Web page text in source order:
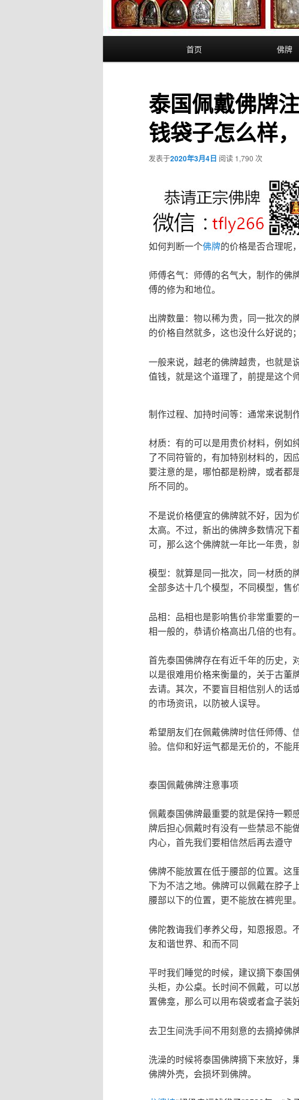
首页 佛牌
泰国佩戴佛牌
钱袋子怎么样
发表于2020年3月4日 阅读 1,790 次
如何判断一个佛牌的价格是否合理呢
师傅名气：师傅的名气大，制作的佛
傅的修为和地位。
出牌数量：物以稀为贵，同一批次的
的价格自然就多，这也没什么好说的；
一般来说，越老的佛牌越贵，也就是
值钱，就是这个道理了，前提是这个
制作过程、加持时间等：通常来说制
材质：有的可以是用贵价材料，例如
了不同符管的，有加特别材料的，因
要注意的是，哪怕都是粉牌，或者都
所不同的。
不是说价格便宜的佛牌就不好，因为
太高。不过，新出的佛牌多数情况下
可，那么这个佛牌就一年比一年贵，
模型：就算是同一批次，同一材质的
全部多达十几个模型，不同模型，售
品相：品相也是影响售价非常重要的
相一般的，恭请价格高出几倍的也有。
首先泰国佛牌存在有近千年的历史，
以是很难用价格来衡量的，关于古董
去请。其次，不要盲目相信别人的话
的市场资讯，以防被人误导。
希望朋友们在佩戴佛牌时信任师傅、
验。信仰和好运气都是无价的，不能
泰国佩戴佛牌注意事项
佩戴泰国佛牌最重要的就是保持一颗
牌后担心佩戴时有没有一些禁忌不能
内心，首先我们要相信然后再去遵守
佛牌不能放置在低于腰部的位置。这
下为不洁之地。佛牌可以佩戴在脖子
腰部以下的位置，更不能放在裤兜里
佛陀教诲我们孝养父母，知恩报恩。
友和谐世界、和而不同
平时我们睡觉的时候，建议摘下泰国
头柜，办公桌。长时间不佩戴，可以
置佛龛，那么可以用布袋或者盒子装
去卫生间洗手间不用刻意的去摘掉佛
洗澡的时候将泰国佛牌摘下来放好，
佛牌外壳，会损坏到佛牌。